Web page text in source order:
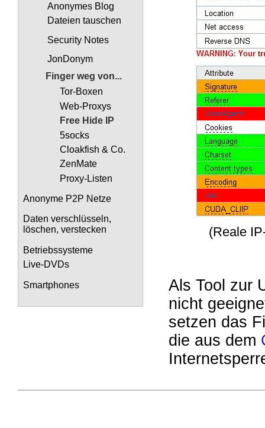
(Reale
Als Tool zur
nicht
setzen das
die aus dem
Anonymes Blog
Dateien tauschen
Security Notes
JonDonym
Finger weg von...
Tor-Boxen
Web-Proxys
Free Hide IP
5socks
Cloakfish & Co.
ZenMate
Proxy-Listen
Anonyme P2P Netze
Daten verschlüsseln,
löschen, verstecken
Betriebssysteme
Live-DVDs
Smartphones